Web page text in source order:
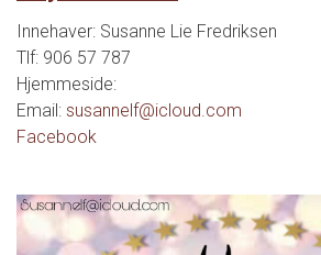
Innehaver: Susanne Lie Fredriksen
Tlf: 906 57 787
Hjemmeside:
Email: susannelf@icloud.com
Facebook